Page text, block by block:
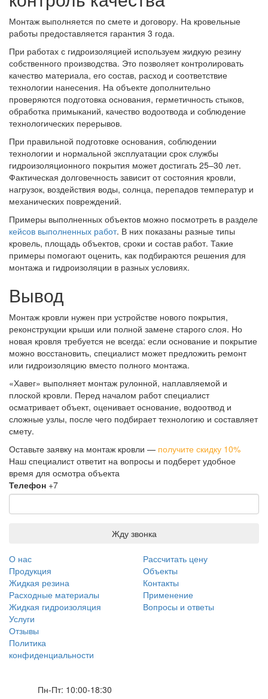
Монтаж выполняется по смете и договору. На кровельные
работы предоставляется гарантия 3 года.
При работах с гидроизоляцией используем жидкую резину
собственного производства. Это позволяет контролировать
качество материала, его состав, расход и соответствие
технологии нанесения. На объекте дополнительно
проверяются подготовка основания, герметичность стыков,
обработка примыканий, качество водоотвода и соблюдение
технологических перерывов.
При правильной подготовке основания, соблюдении
технологии и нормальной эксплуатации срок службы
гидроизоляционного покрытия может достигать 25–30 лет.
Фактическая долговечность зависит от состояния кровли,
нагрузок, воздействия воды, солнца, перепадов температур и
механических повреждений.
Примеры выполненных объектов можно посмотреть в разделе
кейсов выполненных работ. В них показаны разные типы
кровель, площадь объектов, сроки и состав работ. Такие
примеры помогают оценить, как подбираются решения для
монтажа и гидроизоляции в разных условиях.
Вывод
Монтаж кровли нужен при устройстве нового покрытия,
реконструкции крыши или полной замене старого слоя. Но
новая кровля требуется не всегда: если основание и покрытие
можно восстановить, специалист может предложить ремонт
или гидроизоляцию вместо полного монтажа.
«Хавег» выполняет монтаж рулонной, наплавляемой и
плоской кровли. Перед началом работ специалист
осматривает объект, оценивает основание, водоотвод и
сложные узлы, после чего подбирает технологию и составляет
смету.
Оставьте заявку на монтаж кровли — получите скидку 10%
Наш специалист ответит на вопросы и подберет удобное
время для осмотра объекта
Телефон +7
Жду звонка
О нас
Продукция
Жидкая резина
Расходные материалы
Жидкая гидроизоляция
Услуги
Отзывы
Политика
конфиденциальности
Рассчитать цену
Объекты
Контакты
Применение
Вопросы и ответы
Пн-Пт: 10:00-18:30